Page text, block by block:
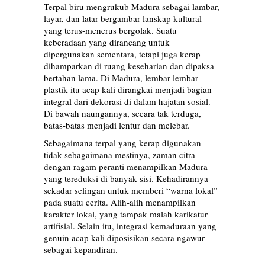
Terpal biru mengrukub Madura sebagai lambar,
layar, dan latar bergambar lanskap kultural
yang terus-menerus bergolak. Suatu
keberadaan yang dirancang untuk
dipergunakan sementara, tetapi juga kerap
dihamparkan di ruang keseharian dan dipaksa
bertahan lama. Di Madura, lembar-lembar
plastik itu acap kali dirangkai menjadi bagian
integral dari dekorasi di dalam hajatan sosial.
Di bawah naungannya, secara tak terduga,
batas-batas menjadi lentur dan melebar.
Sebagaimana terpal yang kerap digunakan
tidak sebagaimana mestinya, zaman citra
dengan ragam peranti menampilkan Madura
yang tereduksi di banyak sisi. Kehadirannya
sekadar selingan untuk memberi “warna lokal”
pada suatu cerita. Alih-alih menampilkan
karakter lokal, yang tampak malah karikatur
artifisial. Selain itu, integrasi kemaduraan yang
genuin acap kali diposisikan secara ngawur
sebagai kepandiran.